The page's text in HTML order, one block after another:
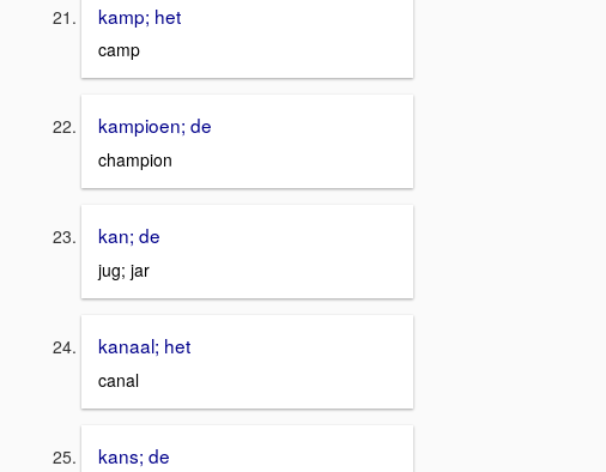
kamp; het
camp
kampioen; de
champion
kan; de
jug; jar
kanaal; het
canal
kans; de